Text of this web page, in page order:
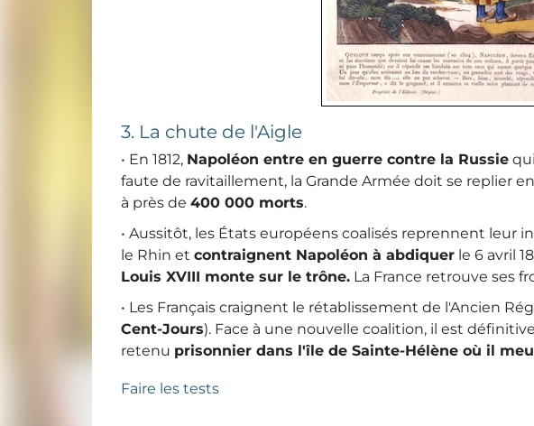
3. La chute de l'Aigle
• En 1812, Napoléon entre en guerre contre la Russie
faute de ravitaillement, la Grande Armée doit se replier
à près de 400 000 morts.
• Aussitôt, les États européens coalisés reprennent leur
le Rhin et contraignent Napoléon à abdiquer le 6 avril
Louis XVIII monte sur le trône. La France retrouve ses
• Les Français craignent le rétablissement de l'Ancien
Cent-Jours). Face à une nouvelle coalition, il est
retenu prisonnier dans l'île de Sainte-Hélène où il
Faire les tests